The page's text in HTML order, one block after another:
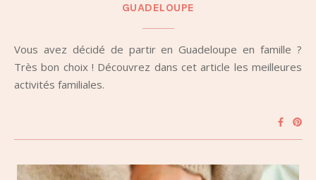
GUADELOUPE
Vous avez décidé de partir en Guadeloupe en famille ?
Très bon choix ! Découvrez dans cet article les meilleures
activités familiales.